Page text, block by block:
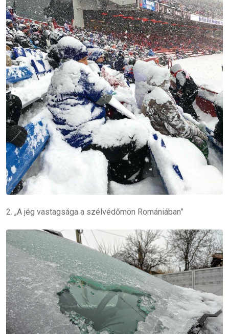
2. „A jég vastagsága a szélvédőmön Romániában”